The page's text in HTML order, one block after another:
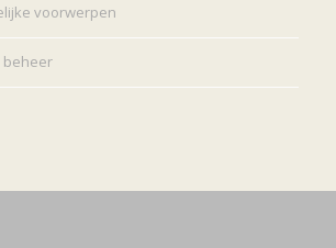
voorwerpen
beheer